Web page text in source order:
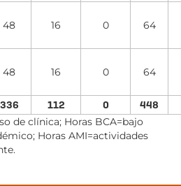
48 16 0 64
48 16 0 64
336 112 0
448
de clínica; Horas BCA=bajo
Horas AMI=actividades